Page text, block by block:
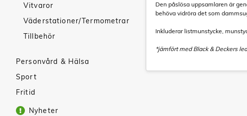
Vitvaror
Väderstationer/Termometrar
Tillbehör
Personvård & Hälsa
Sport
Fritid
Nyheter
Den påslösa uppsamlaren är
behöva vidröra det som
Inkluderar listmunstycke,
*jämfört med Black & Deckers